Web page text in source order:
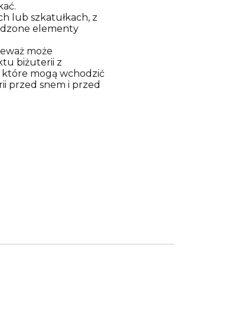
lub szkatułkach, z
elementy
może
biżuterii z
mogą wchodzić
przed snem i przed